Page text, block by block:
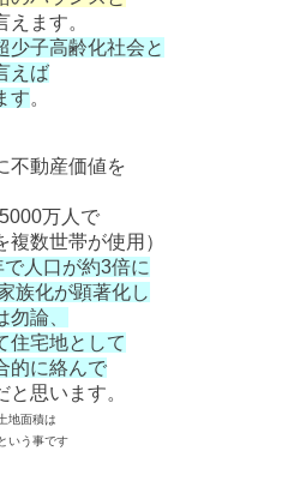
えます。
少子高齢化社会と
えば
す。
不動産価値を
万人で
数世帯が使用）
人口が約3倍に
族化が顕著化し
論、
住宅地として
的に絡んで
と思います。
地面積は
という事です